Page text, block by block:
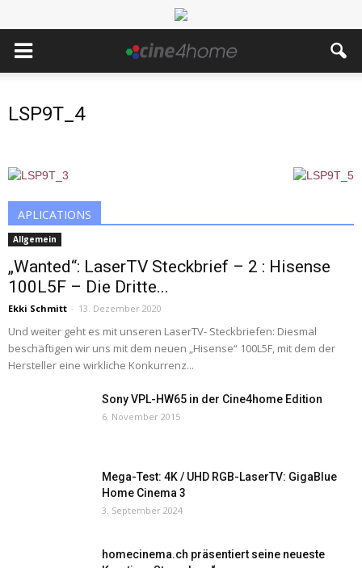
LSP9T_4
APLICATIONS
Allgemein
„Wanted“: LaserTV Steckbrief – 2 : Hisense
100L5F – Die Dritte...
Ekki Schmitt - 13. Dezember 2020
Und weiter geht es mit unseren LaserTV- Steckbriefen: Diesmal
beschäftigen wir uns mit dem neuen „Hisense“ 100L5F, mit dem der
Hersteller eine wirkliche Konkurrenz...
Sony VPL-HW65 in der Cine4home Edition
6. November 2015
Mega-Test: 4K / UHD RGB-LaserTV: GigaBlue
Home Cinema 3
3. September 2024
homecinema.ch präsentiert seine neueste